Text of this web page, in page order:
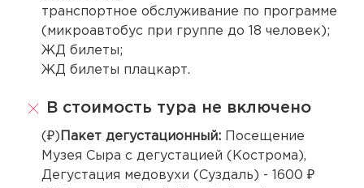
транспортное обслуживание по программе
(микроавтобус при группе до 18 человек);
ЖД билеты;
ЖД билеты плацкарт.
В стоимость тура не включено
(₽) Пакет дегустационный: Посещение
Музея Сыра с дегустацией (Кострома),
Дегустация медовухи (Суздаль) - 1600 ₽